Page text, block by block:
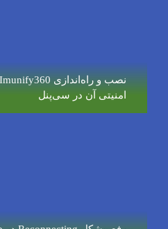
امنیتی آن در سی‌پنل